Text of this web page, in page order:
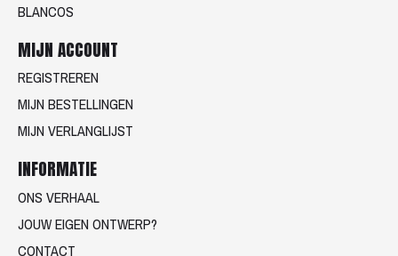
BLANCOS
MIJN ACCOUNT
REGISTREREN
MIJN BESTELLINGEN
MIJN VERLANGLIJST
INFORMATIE
ONS VERHAAL
JOUW EIGEN ONTWERP?
CONTACT